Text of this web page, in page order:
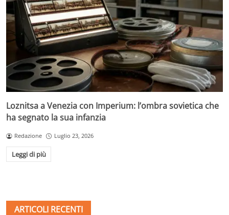
Loznitsa a Venezia con Imperium: l’ombra sovietica che
ha segnato la sua infanzia
Redazione Luglio 23, 2026
Leggi di più
ARTICOLI RECENTI